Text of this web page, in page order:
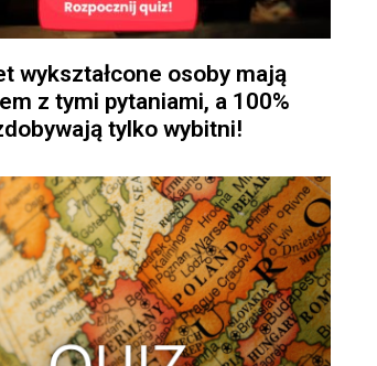
wykształcone osoby mają
z tymi pytaniami, a 100%
tylko wybitni!